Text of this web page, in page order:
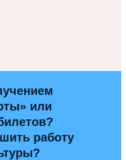
или
работу